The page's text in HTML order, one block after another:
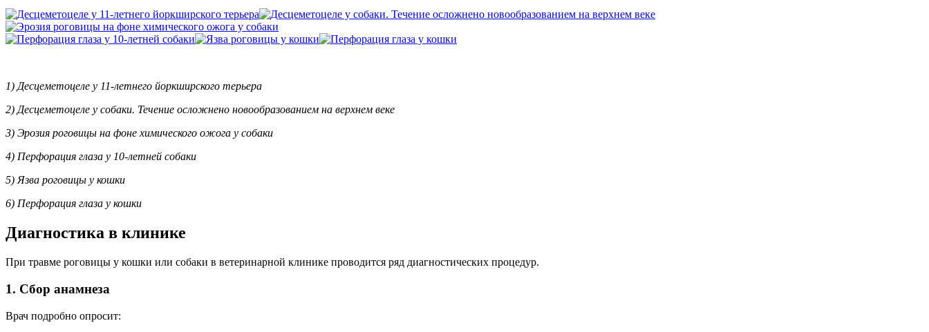
1) Десцеметоцеле у 11-летнего йоркширского терьера
2) Десцеметоцеле у собаки. Течение осложнено новообразованием на верхнем веке
3) Эрозия роговицы на фоне химического ожога у собаки
4) Перфорация глаза у 10-летней собаки
5) Язва роговицы у кошки
6) Перфорация глаза у кошки
Диагностика в клинике
При травме роговицы у кошки или собаки в ветеринарной клинике проводится ряд диагностических процедур.
1. Сбор анамнеза
Врач подробно опросит: